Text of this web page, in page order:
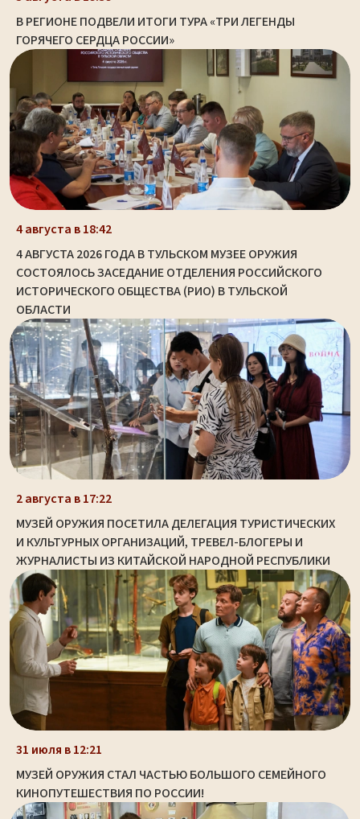
В РЕГИОНЕ ПОДВЕЛИ ИТОГИ ТУРА «ТРИ ЛЕГЕНДЫ
ГОРЯЧЕГО СЕРДЦА РОССИИ»
4 августа в 18:42
4 АВГУСТА 2026 ГОДА В ТУЛЬСКОМ МУЗЕЕ ОРУЖИЯ
СОСТОЯЛОСЬ ЗАСЕДАНИЕ ОТДЕЛЕНИЯ РОССИЙСКОГО
ИСТОРИЧЕСКОГО ОБЩЕСТВА (РИО) В ТУЛЬСКОЙ
ОБЛАСТИ
2 августа в 17:22
МУЗЕЙ ОРУЖИЯ ПОСЕТИЛА ДЕЛЕГАЦИЯ ТУРИСТИЧЕСКИХ
И КУЛЬТУРНЫХ ОРГАНИЗАЦИЙ, ТРЕВЕЛ-БЛОГЕРЫ И
ЖУРНАЛИСТЫ ИЗ КИТАЙСКОЙ НАРОДНОЙ РЕСПУБЛИКИ
31 июля в 12:21
МУЗЕЙ ОРУЖИЯ СТАЛ ЧАСТЬЮ БОЛЬШОГО СЕМЕЙНОГО
КИНОПУТЕШЕСТВИЯ ПО РОССИИ!